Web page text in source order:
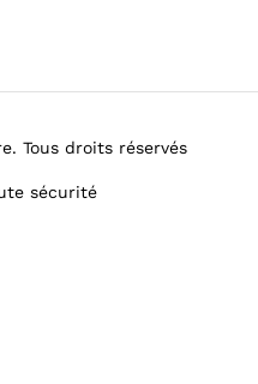
Tous droits réservés
sécurité